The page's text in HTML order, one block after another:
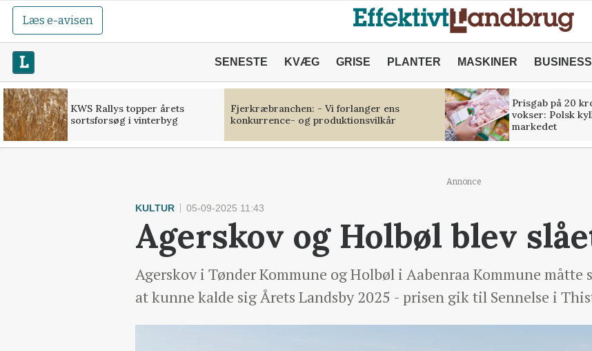
Læs e-avisen
SENESTE KVÆG GRISE PLANTER MASKINER BUSINESS
KWS Rallys topper årets
sortsforsøg i vinterbyg
Fjerkræbranchen: - Vi forlanger ens
konkurrence- og produktionsvilkår
Prisgab på 20
vokser: Polsk
markedet
Annonce
KULTUR 05-09-2025 11:43
Agerskov og Holbøl blev
Agerskov i Tønder Kommune og Holbøl i Aabenraa Kommune måtte
at kunne kalde sig Årets Landsby 2025 - prisen gik til Sennelse i